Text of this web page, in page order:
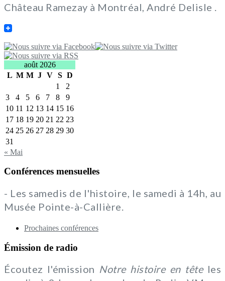
Château Ramezay à Montréal, André Delisle .
août 2026
L M M J V S D
1
2
3
4 5 6 7 8
9
10 11 12 13 14 15 16
17 18 19 20 21 22 23
24 25 26 27 28 29 30
31
« Mai
Conférences mensuelles
- Les samedis de l'histoire, le samedi à 14h, au
Musée Pointe-à-Callière.
Prochaines conférences
Émission de radio
Écoutez l'émission Notre histoire en têteles